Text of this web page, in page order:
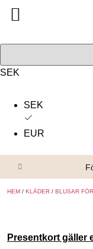
SEK
SEK
EUR
HEM / KLÄDER / BLUSAR
Presentkort gäller
Alla produkter
Om oss